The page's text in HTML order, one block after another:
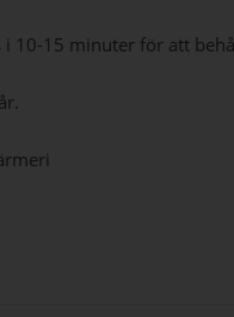
i 10-15 minuter för att